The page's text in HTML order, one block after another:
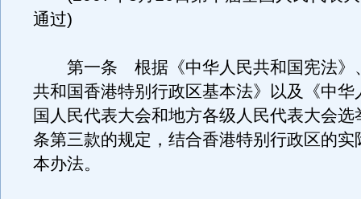
通过)
第一条 根据《中华人民共和国宪法》
共和国香港特别行政区基本法》以及《中华
国人民代表大会和地方各级人民代表大会选
条第三款的规定，结合香港特别行政区的实
本办法。